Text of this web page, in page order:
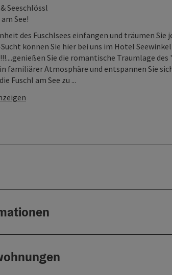
Seeschlössl
See!
des Fuschlsees einfangen und träumen
Sucht können Sie hier bei uns im Hotel
Sie die romantische Traumlage
familiärer Atmosphäre und entspannen Sie
Fuschl am See zu ...